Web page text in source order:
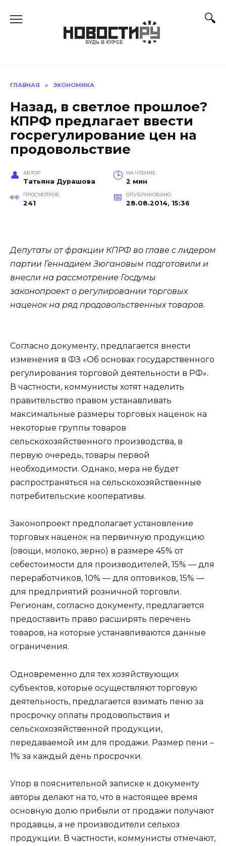
ГЛАВНАЯ » ЭКОНОМИКА
Назад, в светлое прошлое?
КПРФ предлагает ввести
госрегулирование цен на
продовольствие
АВТОР
Татьяна Дурашова
НА ЧТЕНИЕ
2 мин
ПРОСМОТРОВ
241
ОПУБЛИКОВАНО
28.08.2014, 15:36
Депутаты от фракции КПРФ во главе с лидером
партии Геннадием Зюгановым подготовили и
внесли на рассмотрение Госдумы
законопроект о регулировании торговых
наценок на ряд продовольственных товаров.
Согласно документу, предлагается внести
изменения в ФЗ «Об основах государственного
регулирования торговой деятельности в РФ».
В частности, коммунисты хотят наделить
правительство правом устанавливать
максимальные размеры торговых наценок на
некоторые группы товаров
сельскохозяйственного производства, в
первую очередь, товары первой
необходимости. Однако, мера не будет
распространяться на сельскохозяйственные
потребительские кооперативы.
Законопроект предполагает установление
торговых наценок на первичную продукцию
(овощи, молоко, зерно) в размере 45% от
себестоимости для производителей, 15% — для
переработчиков, 10% — для оптовиков, 15% —
для предприятий розничной торговли.
Регионам, согласно документу, предлагается
предоставить право расширять перечень
товаров, на которые устанавливаются данные
ограничения.
Одновременно для тех хозяйствующих
субъектов, которые осуществляют торговую
деятельность, предлагается взимать пеню за
просрочку оплаты продовольствия и
сельскохозяйственной продукции,
передаваемой им для продажи. Размер пени –
1% за каждый день просрочки.
Упор в пояснительной записке к документу
авторы делают на то, что в настоящее время
основную долю прибыли от продажи получают
продавцы, а не производители сельхоз
продукции. В частности, коммунисты отмечают,